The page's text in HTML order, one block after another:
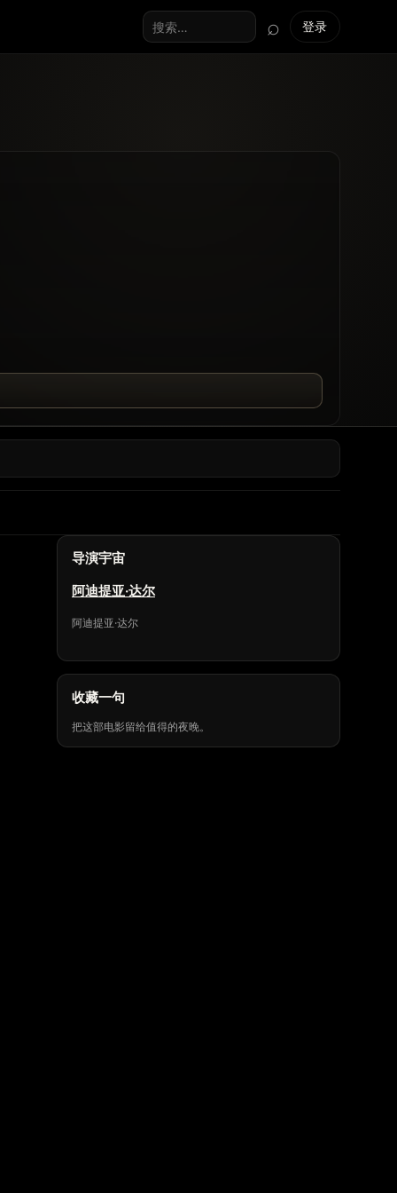
搜索全站
⌕ 登录
导演宇宙
阿迪提亚·达尔
阿迪提亚·达尔
收藏一句
把这部电影留给值得的夜晚。